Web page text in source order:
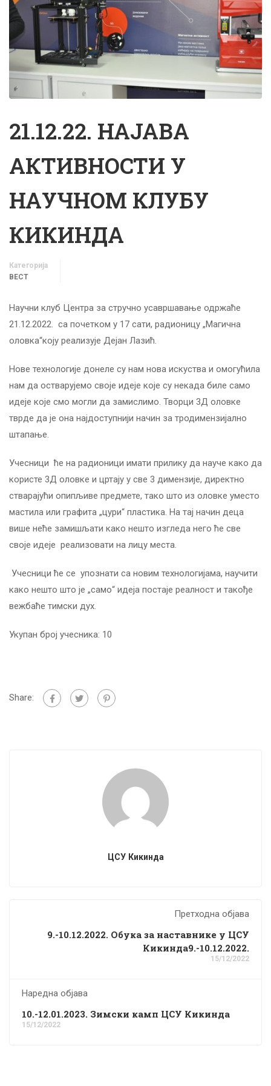
21.12.22. НАЈАВА
АКТИВНОСТИ У
НАУЧНОМ КЛУБУ
КИКИНДА
Категорија
ВЕСТ
Научни клуб Центра за стручно усавршавање одржаће
21.12.2022. са почетком у 17 сати, радионицу „Магична
оловка“коју реализује Дејан Лазић.
Нове технологије донеле су нам нова искуства и омогућила
нам да остварујемо своје идеје које су некада биле само
идеје које смо могли да замислимо. Творци 3Д оловке
тврде да је она најдоступнији начин за тродимензијално
штапање.
Учесници ће на радионици имати прилику да науче како да
користе 3Д оловке и цртају у све 3 димензије, директно
стварајући опипљиве предмете, тако што из оловке уместо
мастила или графита „цури“ пластика. На тај начин деца
више неће замишљати како нешто изгледа него ће све
своје идеје реализовати на лицу места.
Учесници ће се упознати са новим технологијама, научити
како нешто што је „само“ идеја постаје реалност и такође
вежбаће тимски дух.
Укупан број учесника: 10
Share:
ЦСУ Кикинда
Претходна објава
9.-10.12.2022. Обука за наставнике у ЦСУ
Кикинда9.-10.12.2022.
15/12/2022
Наредна објава
10.-12.01.2023. Зимски камп ЦСУ Кикинда
15/12/2022